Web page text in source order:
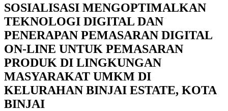
SOSIALISASI MENGOPTIMALKAN
TEKNOLOGI DIGITAL DAN
PENERAPAN PEMASARAN DIGITAL
ON-LINE UNTUK PEMASARAN
PRODUK DI LINGKUNGAN
MASYARAKAT UMKM DI
KELURAHAN BINJAI ESTATE, KOTA
BINJAI